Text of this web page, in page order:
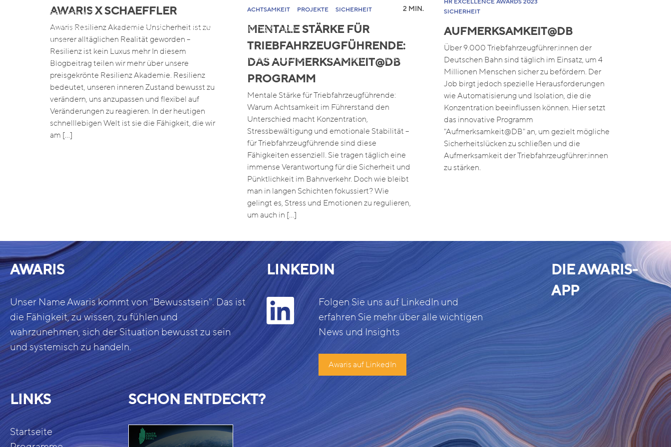
Unser Ansatz
Darum Awaris
Forschung
Blended Learning & App
Über Awaris
Unser Team
Veranstaltungen Case Studies Kontakt Insights
AWARIS X SCHAEFFLER
Awaris Resilienz Akademie Unsicherheit ist zu
unserer alltäglichen Realität geworden –
Resilienz ist kein Luxus mehr In diesem
Blogbeitrag teilen wir mehr über unsere
preisgekrönte Resilienz Akademie. Resilienz
bedeutet, unseren inneren Zustand bewusst zu
verändern, uns anzupassen und flexibel auf
Veränderungen zu reagieren. In der heutigen
schnelllebigen Welt ist sie die Fähigkeit, die wir
am […]
ACHTSAMKEIT PROJEKTE SICHERHEIT 2 MIN.
MENTALE STÄRKE FÜR
TRIEBFAHRZEUGFÜHRENDE:
DAS AUFMERKSAMKEIT@DB
PROGRAMM
Mentale Stärke für Triebfahrzeugführende:
Warum Achtsamkeit im Führerstand den
Unterschied macht Konzentration,
Stressbewältigung und emotionale Stabilität –
für Triebfahrzeugführende sind diese
Fähigkeiten essenziell. Sie tragen täglich eine
immense Verantwortung für die Sicherheit und
Pünktlichkeit im Bahnverkehr. Doch wie bleibt
man in langen Schichten fokussiert? Wie
gelingt es, Stress und Emotionen zu regulieren,
um auch in […]
SICHERHEIT
AUFMERKSAMKEIT@DB
Über 9.000 Triebfahrzeugführer:innen der
Deutschen Bahn sind täglich im Einsatz, um 4
Millionen Menschen sicher zu befördern. Der
Job birgt jedoch spezielle Herausforderungen
wie Automatisierung und Isolation, die die
Konzentration beeinflussen können. Hier setzt
das innovative Programm
"Aufmerksamkeit@DB" an, um gezielt mögliche
Sicherheitslücken zu schließen und die
Aufmerksamkeit der Triebfahrzeugführer:innen
zu stärken.
AWARIS
Unser Name Awaris kommt von "Bewusstsein". Das ist
die Fähigkeit, zu wissen, zu fühlen und
wahrzunehmen, sich der Situation bewusst zu sein
und systemisch zu handeln.
LINKEDIN
Folgen Sie uns auf LinkedIn und
erfahren Sie mehr über alle wichtigen
News und Insights
Awaris auf LinkedIn
LINKS
Startseite
SCHON ENTDECKT?
DIE AWARIS-
APP